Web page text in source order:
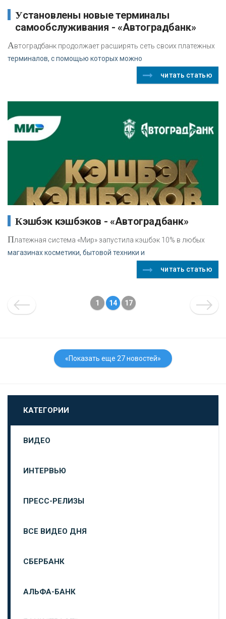
Установлены новые терминалы
самообслуживания - «Автоградбанк»
Автоградбанк продолжает расширять сеть своих платежных
терминалов, с помощью которых можно
читать статью
Кэшбэк кэшбэков - «Автоградбанк»
Платежная система «Мир» запустила кэшбэк 10% в любых
магазинах косметики, бытовой техники и
читать статью
1 14 17
«Показать еще 27 новостей»
КАТЕГОРИИ
ВИДЕО
ИНТЕРВЬЮ
ПРЕСС-РЕЛИЗЫ
ВСЕ ВИДЕО ДНЯ
СБЕРБАНК
АЛЬФА-БАНК